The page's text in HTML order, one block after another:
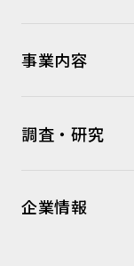
事業内容
調査・研究
企業情報